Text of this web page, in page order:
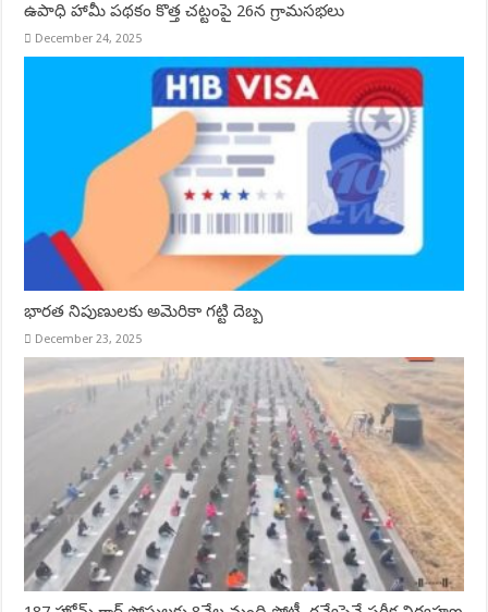
ఉపాధి హామీ పథకం కొత్త చట్టంపై 26న గ్రామసభలు
December 24, 2025
భారత నిపుణులకు అమెరికా గట్టి దెబ్బ
December 23, 2025